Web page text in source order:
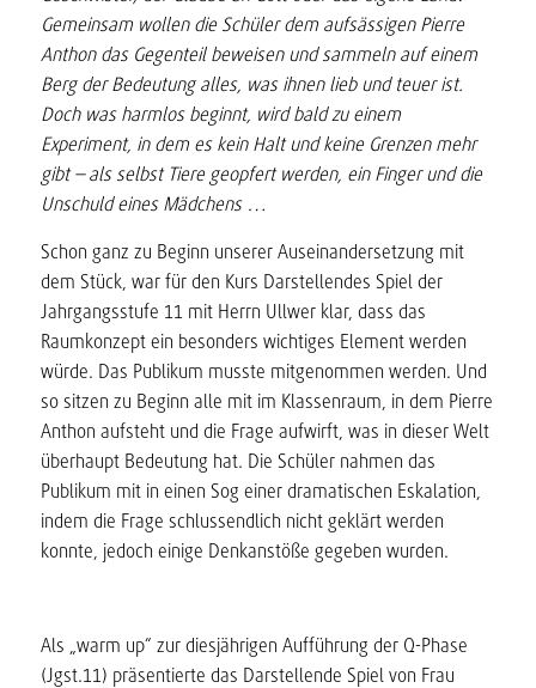
Gemeinsam wollen die Schüler dem aufsässigen Pierre
Anthon das Gegenteil beweisen und sammeln auf einem
Berg der Bedeutung alles, was ihnen lieb und teuer ist.
Doch was harmlos beginnt, wird bald zu einem
Experiment, in dem es kein Halt und keine Grenzen mehr
gibt – als selbst Tiere geopfert werden, ein Finger und die
Unschuld eines Mädchens …
Schon ganz zu Beginn unserer Auseinandersetzung mit
dem Stück, war für den Kurs Darstellendes Spiel der
Jahrgangsstufe 11 mit Herrn Ullwer klar, dass das
Raumkonzept ein besonders wichtiges Element werden
würde. Das Publikum musste mitgenommen werden. Und
so sitzen zu Beginn alle mit im Klassenraum, in dem Pierre
Anthon aufsteht und die Frage aufwirft, was in dieser Welt
überhaupt Bedeutung hat. Die Schüler nahmen das
Publikum mit in einen Sog einer dramatischen Eskalation,
indem die Frage schlussendlich nicht geklärt werden
konnte, jedoch einige Denkanstöße gegeben wurden.
Als „warm up“ zur diesjährigen Aufführung der Q-Phase
(Jgst.11) präsentierte das Darstellende Spiel von Frau